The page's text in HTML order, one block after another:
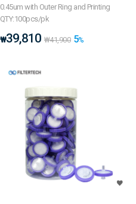
0.45um with Outer Ring and Printing
QTY:100pcs/pk
₩39,810 ₩41,900 5%